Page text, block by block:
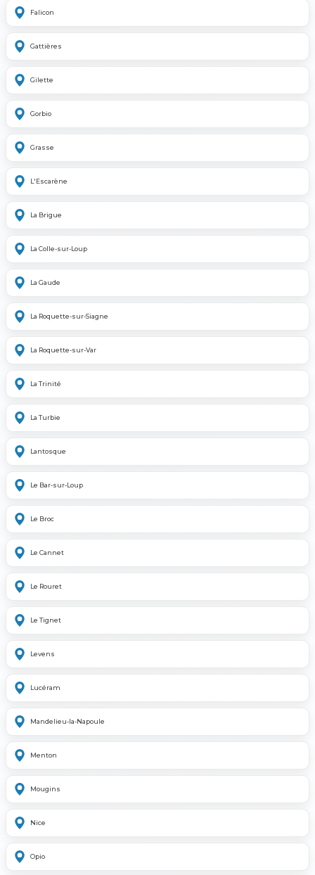
Falicon
Gattières
Gilette
Gorbio
Grasse
L'Escarène
La Brigue
La Colle-sur-Loup
La Gaude
La Roquette-sur-Siagne
La Roquette-sur-Var
La Trinité
La Turbie
Lantosque
Le Bar-sur-Loup
Le Broc
Le Cannet
Le Rouret
Le Tignet
Levens
Lucéram
Mandelieu-la-Napoule
Menton
Mougins
Nice
Opio